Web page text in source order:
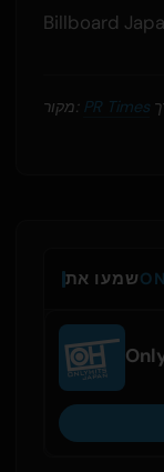
מקור: PR Times
שמעו את